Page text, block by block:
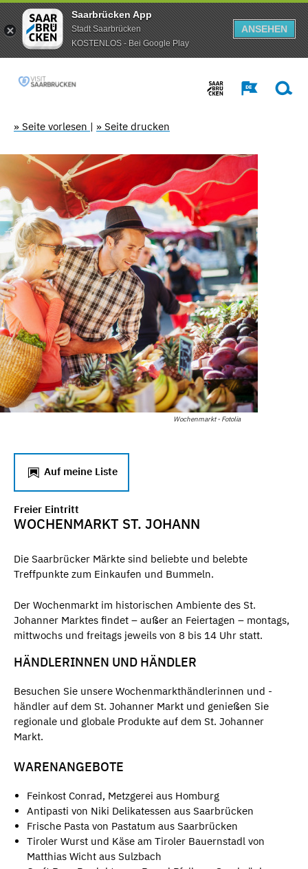
Saarbrücken App
Stadt Saarbrücken
KOSTENLOS - Bei Google Play
ANSEHEN
» Seite vorlesen | » Seite drucken
Wochenmarkt - Fotolia
Auf meine Liste
Freier Eintritt
WOCHENMARKT ST. JOHANN
Die Saarbrücker Märkte sind beliebte und belebte
Treffpunkte zum Einkaufen und Bummeln.
Der Wochenmarkt im historischen Ambiente des St.
Johanner Marktes findet – außer an Feiertagen – montags,
mittwochs und freitags jeweils von 8 bis 14 Uhr statt.
HÄNDLERINNEN UND HÄNDLER
Besuchen Sie unsere Wochenmarkthändlerinnen und -
händler auf dem St. Johanner Markt und genießen Sie
regionale und globale Produkte auf dem St. Johanner
Markt.
WARENANGEBOTE
Feinkost Conrad, Metzgerei aus Homburg
Antipasti von Niki Delikatessen aus Saarbrücken
Frische Pasta von Pastatum aus Saarbrücken
Tiroler Wurst und Käse am Tiroler Bauernstadl von
Matthias Wicht aus Sulzbach